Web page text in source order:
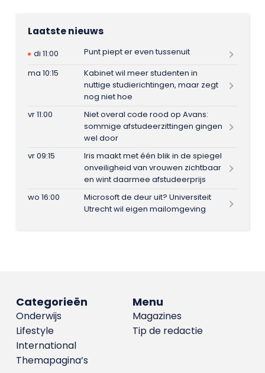
Laatste nieuws
di 11:00
Punt piept er even tussenuit
ma 10:15
Kabinet wil meer studenten in
nuttige studierichtingen, maar zegt
nog niet hoe
vr 11:00
Niet overal code rood op Avans:
sommige afstudeerzittingen gingen
wel door
vr 09:15
Iris maakt met één blik in de spiegel
onveiligheid van vrouwen zichtbaar
en wint daarmee afstudeerprijs
wo 16:00
Microsoft de deur uit? Universiteit
Utrecht wil eigen mailomgeving
Menu
Magazines
Tip de redactie
Categorieën
Onderwijs
Lifestyle
International
Themapagina’s